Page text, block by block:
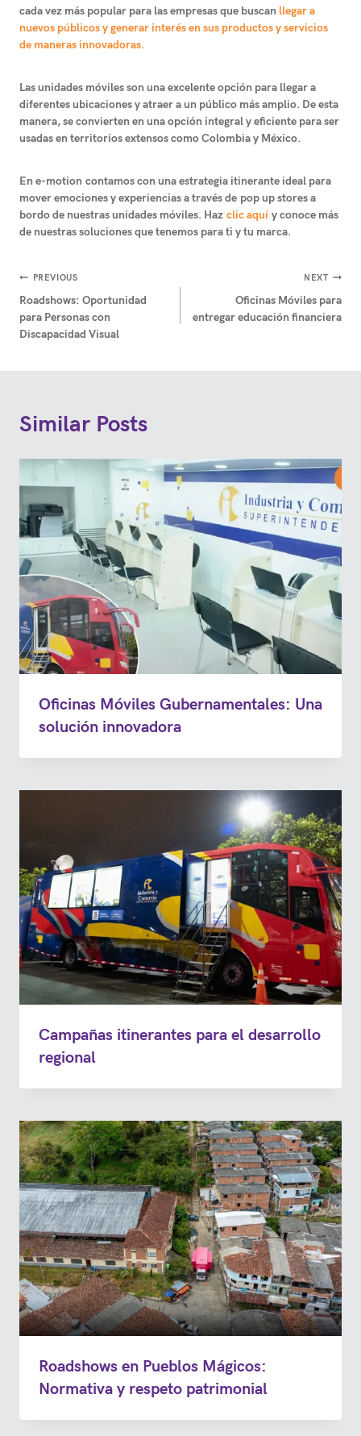
cada vez más popular para las empresas que buscan llegar a
nuevos públicos y generar interés en sus productos y servicios
de maneras innovadoras.
Las unidades móviles son una excelente opción para llegar a
diferentes ubicaciones y atraer a un público más amplio. De esta
manera, se convierten en una opción integral y eficiente para ser
usadas en territorios extensos como Colombia y México.
En e-motion contamos con una estrategia itinerante ideal para
mover emociones y experiencias a través de pop up stores a
bordo de nuestras unidades móviles. Haz clic aquí y conoce más
de nuestras soluciones que tenemos para ti y tu marca.
Navegación
de
entradas
PREVIOUS
Roadshows: Oportunidad
para Personas con
Discapacidad Visual
NEXT
Oficinas Móviles para
entregar educación financiera
Similar Posts
Oficinas Móviles Gubernamentales: Una
solución innovadora
Campañas itinerantes para el desarrollo
regional
Roadshows en Pueblos Mágicos:
Normativa y respeto patrimonial